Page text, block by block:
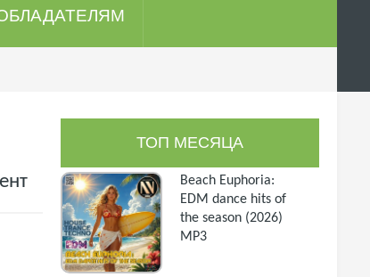
ТОП МЕСЯЦА
Beach Euphoria:
EDM dance hits of
the season (2026)
MP3